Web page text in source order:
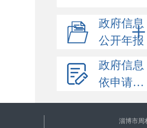
政府信息
公开年报
政府信息
依申请公开
淄博市周